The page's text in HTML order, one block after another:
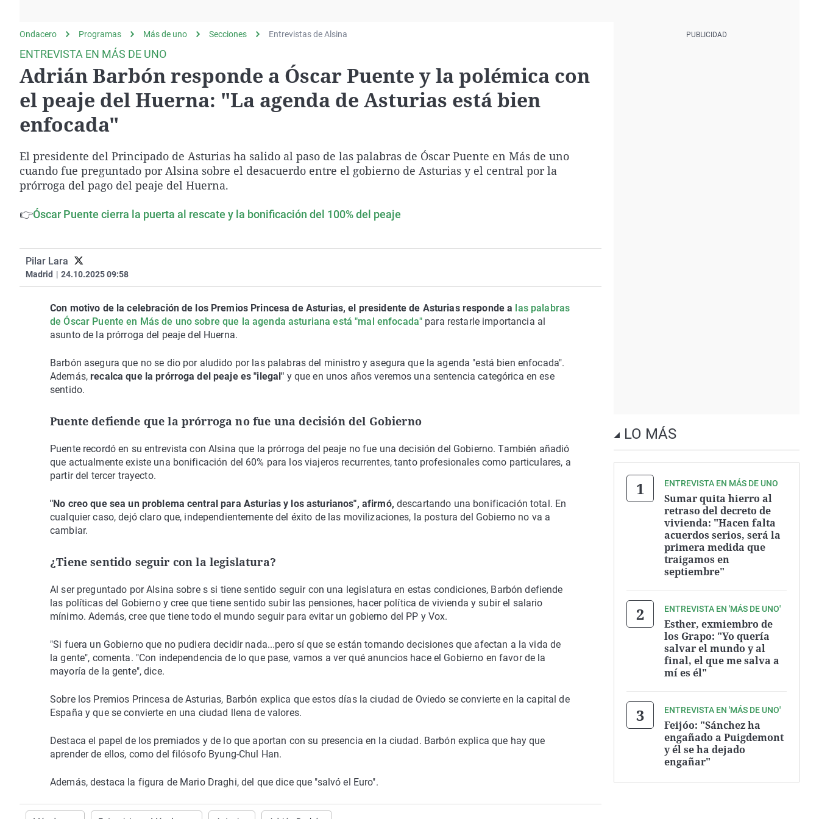
Como el perro y el
gato
Negra
Ondacero Programas Más de uno Secciones Entrevistas de Alsina
ENTREVISTA EN MÁS DE UNO
Adrián Barbón responde a Óscar Puente y la polémica con
el peaje del Huerna: "La agenda de Asturias está bien
enfocada"
El presidente del Principado de Asturias ha salido al paso de las palabras de Óscar Puente en Más de uno
cuando fue preguntado por Alsina sobre el desacuerdo entre el gobierno de Asturias y el central por la
prórroga del pago del peaje del Huerna.
👉Óscar Puente cierra la puerta al rescate y la bonificación del 100% del peaje
Pilar Lara
Madrid | 24.10.2025 09:58
Con motivo de la celebración de los Premios Princesa de Asturias, el presidente de Asturias responde a las palabras
de Óscar Puente en Más de uno sobre que la agenda asturiana está "mal enfocada" para restarle importancia al
asunto de la prórroga del peaje del Huerna.
Barbón asegura que no se dio por aludido por las palabras del ministro y asegura que la agenda "está bien enfocada".
Además,recalca que la prórroga del peaje es "ilegal" y que en unos años veremos una sentencia categórica en ese
sentido.
Puente defiende que la prórroga no fue una decisión del Gobierno
Puente recordó en su entrevista con Alsina que la prórroga del peaje no fue una decisión del Gobierno. También añadió
que actualmente existe una bonificación del 60% para los viajeros recurrentes, tanto profesionales como particulares, a
partir del tercer trayecto.
"No creo que sea un problema central para Asturias y los asturianos", afirmó, descartando una bonificación total. En
cualquier caso, dejó claro que, independientemente del éxito de las movilizaciones, la postura del Gobierno no va a
cambiar.
¿Tiene sentido seguir con la legislatura?
Al ser preguntado por Alsina sobre s si tiene sentido seguir con una legislatura en estas condiciones, Barbón defiende
las políticas del Gobierno y cree que tiene sentido subir las pensiones, hacer política de vivienda y subir el salario
mínimo. Además, cree que tiene todo el mundo seguir para evitar un gobierno del PP y Vox.
"Si fuera un Gobierno que no pudiera decidir nada...pero sí que se están tomando decisiones que afectan a la vida de
la gente", comenta. "Con independencia de lo que pase, vamos a ver qué anuncios hace el Gobierno en favor de la
mayoría de la gente", dice.
Sobre los Premios Princesa de Asturias, Barbón explica que estos días la ciudad de Oviedo se convierte en la capital de
España y que se convierte en una ciudad llena de valores.
Destaca el papel de los premiados y de lo que aportan con su presencia en la ciudad. Barbón explica que hay que
aprender de ellos, como del filósofo Byung-Chul Han.
Además, destaca la figura de Mario Draghi, del que dice que "salvó el Euro".
LO MÁS
ENTREVISTA EN MÁS DE UNO
Sumar quita hierro al
retraso del decreto de
vivienda: "Hacen falta
acuerdos serios, será la
primera medida que
traigamos en
septiembre"
ENTREVISTA EN 'MÁS DE UNO'
Esther, exmiembro de
los Grapo: "Yo quería
salvar el mundo y al
final, el que me salva a
mí es él"
ENTREVISTA EN 'MÁS DE UNO'
Feijóo: "Sánchez ha
engañado a Puigdemont
y él se ha dejado
engañar"